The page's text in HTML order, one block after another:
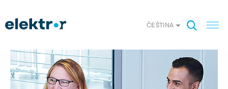
ČEŠTINA